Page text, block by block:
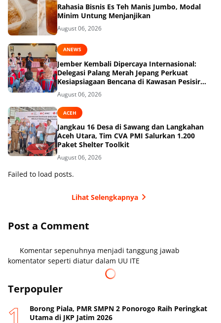
Rahasia Bisnis Es Teh Manis Jumbo, Modal
Minim Untung Menjanjikan
August 06, 2026
ANEWS
Jember Kembali Dipercaya Internasional:
Delegasi Palang Merah Jepang Perkuat
Kesiapsiagaan Bencana di Kawasan Pesisir
dan Sekolah
August 06, 2026
ACEH
Jangkau 16 Desa di Sawang dan Langkahan
Aceh Utara, Tim CVA PMI Salurkan 1.200
Paket Shelter Toolkit
August 06, 2026
Failed to load posts.
Lihat Selengkapnya
Post a Comment
Komentar sepenuhnya menjadi tanggung jawab
komentator seperti diatur dalam UU ITE
Terpopuler
Borong Piala, PMR SMPN 2 Ponorogo Raih Peringkat
Utama di JKP Jatim 2026